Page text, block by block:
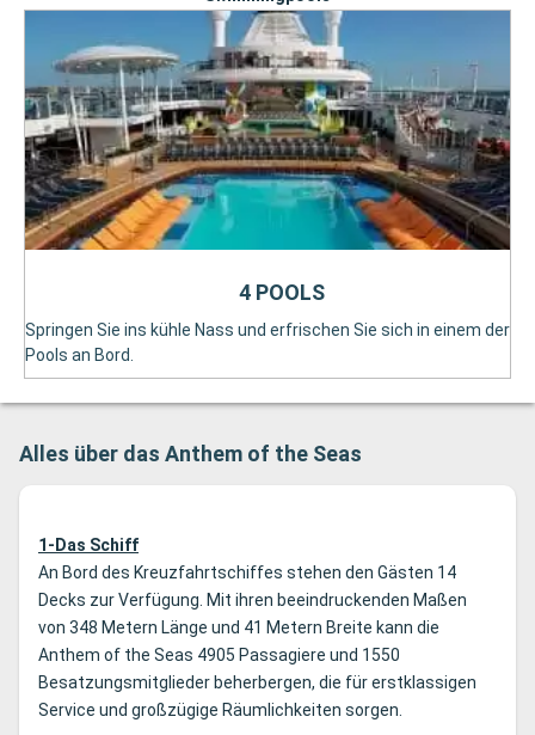
Springen Sie ins kühle Nass und erfrischen Sie sich in einem der
Pools an Bord.
4 POOLS
Alles über das Anthem of the Seas
1-Das Schiff
An Bord des Kreuzfahrtschiffes stehen den Gästen 14
Decks zur Verfügung. Mit ihren beeindruckenden Maßen
von 348 Metern Länge und 41 Metern Breite kann die
Anthem of the Seas 4905 Passagiere und 1550
Besatzungsmitglieder beherbergen, die für erstklassigen
Service und großzügige Räumlichkeiten sorgen.